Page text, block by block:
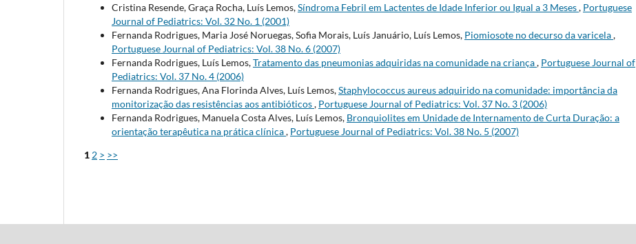
Cristina Resende, Graça Rocha, Luís Lemos,Síndroma Febril em Lactentes de Idade Inferior ou Igual a 3 Meses, Portuguese
Journal of Pediatrics: Vol. 32 No. 1 (2001)
Fernanda Rodrigues, Maria José Noruegas, Sofia Morais, Luís Januário, Luís Lemos, Piomiosote no decurso da varicela,
Portuguese Journal of Pediatrics: Vol. 38 No. 6 (2007)
Fernanda Rodrigues, Luís Lemos,Tratamento das pneumonias adquiridas na comunidade na criança, Portuguese Journal of
Pediatrics: Vol. 37 No. 4 (2006)
Fernanda Rodrigues, Ana Florinda Alves, Luís Lemos,Staphylococcus aureus adquirido na comunidade: importância da
monitorização das resistências aos antibióticos, Portuguese Journal of Pediatrics: Vol. 37 No. 3 (2006)
Fernanda Rodrigues, Manuela Costa Alves, Luís Lemos, Bronquiolites em Unidade de Internamento de Curta Duração: a
orientação terapêutica na prática clínica, Portuguese Journal of Pediatrics: Vol. 38 No. 5 (2007)
1 2 > >>